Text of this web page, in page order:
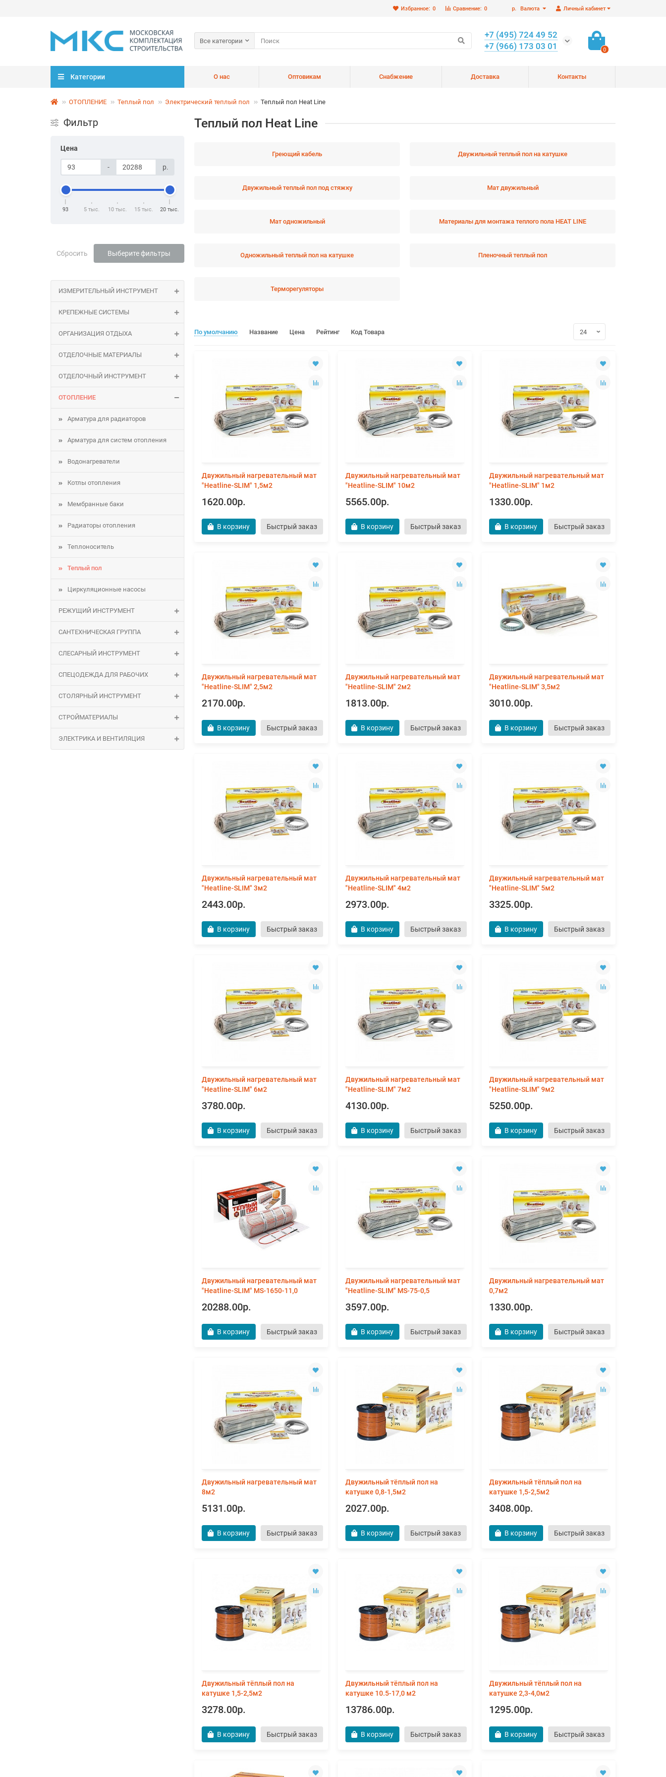
Личный кабинет
р. Валюта
Сравнение: 0
Избранное: 0
Все категории
+7 (495) 724 49 52
+7 (966) 173 03 01
0
Категории О нас Оптовикам Снабжение Доставка Контакты
ОТОПЛЕНИЕ Теплый пол Электрический теплый пол Теплый пол Heat Line
Фильтр
Цена
- р.
93 5 тыс. 10 тыс. 15 тыс. 20 тыс.
Сбросить Выберите фильтры
ИЗМЕРИТЕЛЬНЫЙ ИНСТРУМЕНТ
КРЕПЕЖНЫЕ СИСТЕМЫ
ОРГАНИЗАЦИЯ ОТДЫХА
ОТДЕЛОЧНЫЕ МАТЕРИАЛЫ
ОТДЕЛОЧНЫЙ ИНСТРУМЕНТ
ОТОПЛЕНИЕ
Арматура для радиаторов
Арматура для систем отопления
Водонагреватели
Котлы отопления
Мембранные баки
Радиаторы отопления
Теплоноситель
Теплый пол
Циркуляционные насосы
РЕЖУЩИЙ ИНСТРУМЕНТ
САНТЕХНИЧЕСКАЯ ГРУППА
СЛЕСАРНЫЙ ИНСТРУМЕНТ
СПЕЦОДЕЖДА ДЛЯ РАБОЧИХ
СТОЛЯРНЫЙ ИНСТРУМЕНТ
СТРОЙМАТЕРИАЛЫ
ЭЛЕКТРИКА И ВЕНТИЛЯЦИЯ
Теплый пол Heat Line
Греющий кабель Двужильный теплый пол на катушке
Двужильный теплый пол под стяжку Мат двужильный
Мат одножильный Материалы для монтажа теплого пола HEAT LINE
Одножильный теплый пол на катушке Пленочный теплый пол
Терморегуляторы
По умолчанию Название Цена Рейтинг Код Товара
Двужильный нагревательный мат
"Heatline-SLIM" 1,5м2
1620.00р.
В корзину Быстрый заказ
Двужильный нагревательный мат
"Heatline-SLIM" 10м2
5565.00р.
В корзину Быстрый заказ
Двужильный нагревательный мат
"Heatline-SLIM" 1м2
1330.00р.
В корзину Быстрый заказ
Двужильный нагревательный мат
"Heatline-SLIM" 2,5м2
2170.00р.
В корзину Быстрый заказ
Двужильный нагревательный мат
"Heatline-SLIM" 2м2
1813.00р.
В корзину Быстрый заказ
Двужильный нагревательный мат
"Heatline-SLIM" 3,5м2
3010.00р.
В корзину Быстрый заказ
Двужильный нагревательный мат
"Heatline-SLIM" 3м2
2443.00р.
В корзину Быстрый заказ
Двужильный нагревательный мат
"Heatline-SLIM" 4м2
2973.00р.
В корзину Быстрый заказ
Двужильный нагревательный мат
"Heatline-SLIM" 5м2
3325.00р.
В корзину Быстрый заказ
Двужильный нагревательный мат
"Heatline-SLIM" 6м2
3780.00р.
В корзину Быстрый заказ
Двужильный нагревательный мат
"Heatline-SLIM" 7м2
4130.00р.
В корзину Быстрый заказ
Двужильный нагревательный мат
"Heatline-SLIM" 9м2
5250.00р.
В корзину Быстрый заказ
Двужильный нагревательный мат
"Heatline-SLIM" MS-1650-11,0
20288.00р.
В корзину Быстрый заказ
Двужильный нагревательный мат
"Heatline-SLIM" MS-75-0,5
3597.00р.
В корзину Быстрый заказ
Двужильный нагревательный мат
0,7м2
1330.00р.
В корзину Быстрый заказ
Двужильный нагревательный мат
8м2
5131.00р.
В корзину Быстрый заказ
Двужильный тёплый пол на
катушке 0,8-1,5м2
2027.00р.
В корзину Быстрый заказ
Двужильный тёплый пол на
катушке 1,5-2,5м2
3408.00р.
В корзину Быстрый заказ
Двужильный тёплый пол на
катушке 1,5-2,5м2
3278.00р.
В корзину Быстрый заказ
Двужильный тёплый пол на
катушке 10.5-17,0 м2
13786.00р.
В корзину Быстрый заказ
Двужильный тёплый пол на
катушке 2,3-4,0м2
1295.00р.
В корзину Быстрый заказ